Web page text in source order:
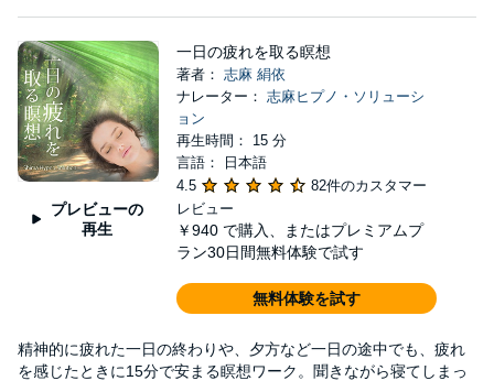
プレビューの
再生
一日の疲れを取る瞑想
著者： 志麻 絹依
ナレーター： 志麻ヒプノ・ソリューシ
ョン
再生時間： 15 分
言語： 日本語
4.5
82件のカスタマー
レビュー
￥940 で購入、またはプレミアムプ
ラン30日間無料体験で試す
無料体験を試す
精神的に疲れた一日の終わりや、夕方など一日の途中でも、疲れ
を感じたときに15分で安まる瞑想ワーク。聞きながら寝てしまっ